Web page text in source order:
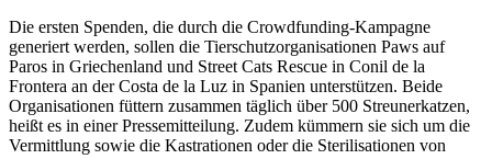
Die ersten Spenden, die durch die Crowdfunding-Kampagne
generiert werden, sollen die Tierschutzorganisationen Paws auf
Paros in Griechenland und Street Cats Rescue in Conil de la
Frontera an der Costa de la Luz in Spanien unterstützen. Beide
Organisationen füttern zusammen täglich über 500 Streunerkatzen,
heißt es in einer Pressemitteilung. Zudem kümmern sie sich um die
Vermittlung sowie die Kastrationen oder die Sterilisationen von